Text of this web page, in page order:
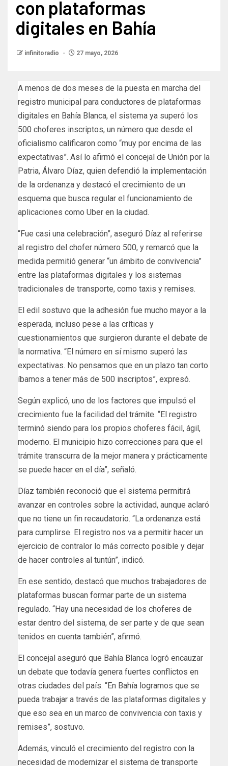
con plataformas
digitales en Bahía​
infinitoradio 27 mayo, 2026
A menos de dos meses de la puesta en marcha del
registro municipal para conductores de plataformas
digitales en Bahía Blanca, el sistema ya superó los
500 choferes inscriptos, un número que desde el
oficialismo calificaron como “muy por encima de las
expectativas”. Así lo afirmó el concejal de Unión por la
Patria, Álvaro Díaz, quien defendió la implementación
de la ordenanza y destacó el crecimiento de un
esquema que busca regular el funcionamiento de
aplicaciones como Uber en la ciudad.
“Fue casi una celebración”, aseguró Díaz al referirse
al registro del chofer número 500, y remarcó que la
medida permitió generar “un ámbito de convivencia”
entre las plataformas digitales y los sistemas
tradicionales de transporte, como taxis y remises.
El edil sostuvo que la adhesión fue mucho mayor a la
esperada, incluso pese a las críticas y
cuestionamientos que surgieron durante el debate de
la normativa. “El número en sí mismo superó las
expectativas. No pensamos que en un plazo tan corto
íbamos a tener más de 500 inscriptos”, expresó.
Según explicó, uno de los factores que impulsó el
crecimiento fue la facilidad del trámite. “El registro
terminó siendo para los propios choferes fácil, ágil,
moderno. El municipio hizo correcciones para que el
trámite transcurra de la mejor manera y prácticamente
se puede hacer en el día”, señaló.
Díaz también reconoció que el sistema permitirá
avanzar en controles sobre la actividad, aunque aclaró
que no tiene un fin recaudatorio. “La ordenanza está
para cumplirse. El registro nos va a permitir hacer un
ejercicio de contralor lo más correcto posible y dejar
de hacer controles al tuntún”, indicó.
En ese sentido, destacó que muchos trabajadores de
plataformas buscan formar parte de un sistema
regulado. “Hay una necesidad de los choferes de
estar dentro del sistema, de ser parte y de que sean
tenidos en cuenta también”, afirmó.
El concejal aseguró que Bahía Blanca logró encauzar
un debate que todavía genera fuertes conflictos en
otras ciudades del país. “En Bahía logramos que se
pueda trabajar a través de las plataformas digitales y
que eso sea en un marco de convivencia con taxis y
remises”, sostuvo.
Además, vinculó el crecimiento del registro con la
necesidad de modernizar el sistema de transporte